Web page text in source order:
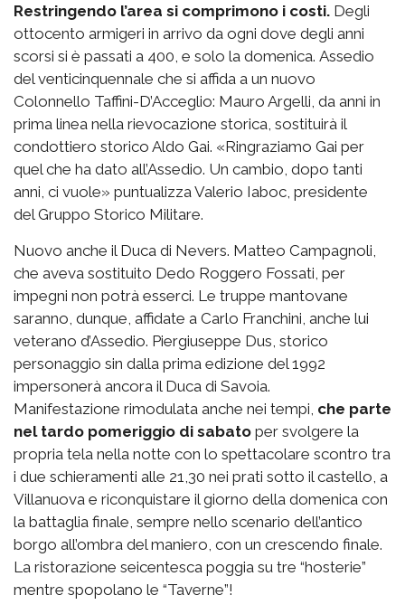
Restringendo l’area si comprimono i costi. Degli
ottocento armigeri in arrivo da ogni dove degli anni
scorsi si è passati a 400, e solo la domenica. Assedio
del venticinquennale che si affida a un nuovo
Colonnello Taffini-D’Acceglio: Mauro Argelli, da anni in
prima linea nella rievocazione storica, sostituirà il
condottiero storico Aldo Gai. «Ringraziamo Gai per
quel che ha dato all’Assedio. Un cambio, dopo tanti
anni, ci vuole» puntualizza Valerio Iaboc, presidente
del Gruppo Storico Militare.
Nuovo anche il Duca di Nevers. Matteo Campagnoli,
che aveva sostituito Dedo Roggero Fossati, per
impegni non potrà esserci. Le truppe mantovane
saranno, dunque, affidate a Carlo Franchini, anche lui
veterano d’Assedio. Piergiuseppe Dus, storico
personaggio sin dalla prima edizione del 1992
impersonerà ancora il Duca di Savoia.
Manifestazione rimodulata anche nei tempi, che parte
nel tardo pomeriggio di sabato per svolgere la
propria tela nella notte con lo spettacolare scontro tra
i due schieramenti alle 21,30 nei prati sotto il castello, a
Villanuova e riconquistare il giorno della domenica con
la battaglia finale, sempre nello scenario dell’antico
borgo all’ombra del maniero, con un crescendo finale.
La ristorazione seicentesca poggia su tre “hosterie”
mentre spopolano le “Taverne”!